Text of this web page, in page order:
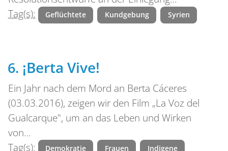
Tag(s):
Geflüchtete Kundgebung Syrien
¡Berta Vive!
Ein Jahr nach dem Mord an Berta Cáceres
(03.03.2016), zeigen wir den Film „La Voz del
Gualcarque", um an das Leben und Wirken
von…
Tag(s):
Demokratie Frauen Indigene